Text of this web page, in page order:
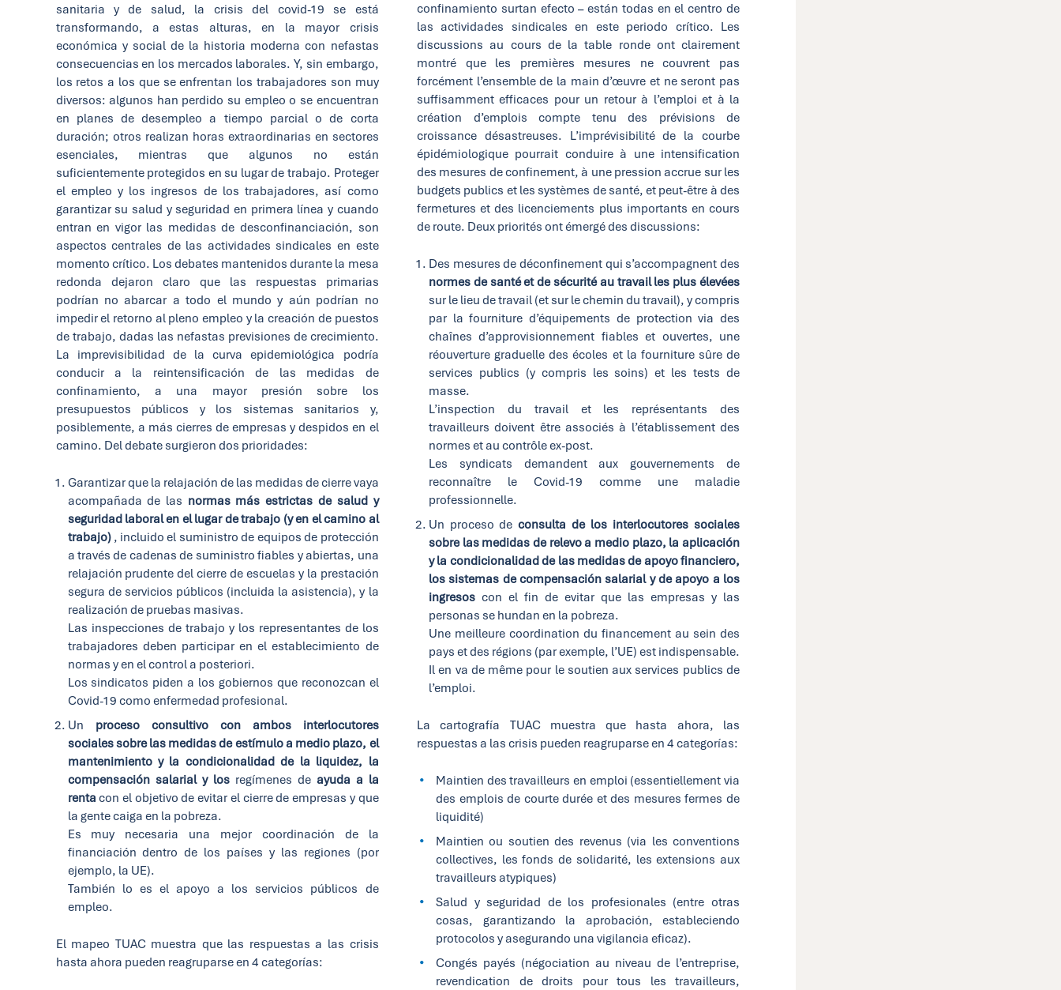
sanitaria y de salud, la crisis del covid-19 se está
transformando, a estas alturas, en la mayor crisis
económica y social de la historia moderna con nefastas
consecuencias en los mercados laborales. Y, sin embargo,
los retos a los que se enfrentan los trabajadores son muy
diversos: algunos han perdido su empleo o se encuentran
en planes de desempleo a tiempo parcial o de corta
duración; otros realizan horas extraordinarias en sectores
esenciales, mientras que algunos no están
suficientemente protegidos en su lugar de trabajo. Proteger
el empleo y los ingresos de los trabajadores, así como
garantizar su salud y seguridad en primera línea y cuando
entran en vigor las medidas de desconfinanciación, son
aspectos centrales de las actividades sindicales en este
momento crítico. Los debates mantenidos durante la mesa
redonda dejaron claro que las respuestas primarias
podrían no abarcar a todo el mundo y aún podrían no
impedir el retorno al pleno empleo y la creación de puestos
de trabajo, dadas las nefastas previsiones de crecimiento.
La imprevisibilidad de la curva epidemiológica podría
conducir a la reintensificación de las medidas de
confinamiento, a una mayor presión sobre los
presupuestos públicos y los sistemas sanitarios y,
posiblemente, a más cierres de empresas y despidos en el
camino. Del debate surgieron dos prioridades:
Garantizar que la relajación de las medidas de cierre vaya
acompañada de las normas más estrictas de salud y
seguridad laboral en el lugar de trabajo (y en el camino al
trabajo) , incluido el suministro de equipos de protección
a través de cadenas de suministro fiables y abiertas, una
relajación prudente del cierre de escuelas y la prestación
segura de servicios públicos (incluida la asistencia), y la
realización de pruebas masivas.
Las inspecciones de trabajo y los representantes de los
trabajadores deben participar en el establecimiento de
normas y en el control a posteriori.
Los sindicatos piden a los gobiernos que reconozcan el
Covid-19 como enfermedad profesional.
Un proceso consultivo con ambos interlocutores
sociales sobre las medidas de estímulo a medio plazo, el
mantenimiento y la condicionalidad de la liquidez, la
compensación salarial y losregímenes de ayuda a la
renta con el objetivo de evitar el cierre de empresas y que
la gente caiga en la pobreza.
Es muy necesaria una mejor coordinación de la
financiación dentro de los países y las regiones (por
ejemplo, la UE).
También lo es el apoyo a los servicios públicos de
empleo.
El mapeo TUAC muestra que las respuestas a las crisis
hasta ahora pueden reagruparse en 4 categorías:
confinamiento surtan efecto – están todas en el centro de
las actividades sindicales en este periodo crítico. Les
discussions au cours de la table ronde ont clairement
montré que les premières mesures ne couvrent pas
forcément l’ensemble de la main d’œuvre et ne seront pas
suffisamment efficaces pour un retour à l’emploi et à la
création d’emplois compte tenu des prévisions de
croissance désastreuses. L’imprévisibilité de la courbe
épidémiologique pourrait conduire à une intensification
des mesures de confinement, à une pression accrue sur les
budgets publics et les systèmes de santé, et peut-être à des
fermetures et des licenciements plus importants en cours
de route. Deux priorités ont émergé des discussions:
Des mesures de déconfinement qui s’accompagnent des
normes de santé et de sécurité au travail les plus élevées
sur le lieu de travail (et sur le chemin du travail), y compris
par la fourniture d’équipements de protection via des
chaînes d’approvisionnement fiables et ouvertes, une
réouverture graduelle des écoles et la fourniture sûre de
services publics (y compris les soins) et les tests de
masse.
L’inspection du travail et les représentants des
travailleurs doivent être associés à l’établissement des
normes et au contrôle ex-post.
Les syndicats demandent aux gouvernements de
reconnaître le Covid-19 comme une maladie
professionnelle.
Un proceso de consulta de los interlocutores sociales
sobre las medidas de relevo a medio plazo, la aplicación
y la condicionalidad de las medidas de apoyo financiero,
los sistemas de compensación salarial y de apoyo a los
ingresos con el fin de evitar que las empresas y las
personas se hundan en la pobreza.
Une meilleure coordination du financement au sein des
pays et des régions (par exemple, l’UE) est indispensable.
Il en va de même pour le soutien aux services publics de
l’emploi.
La cartografía TUAC muestra que hasta ahora, las
respuestas a las crisis pueden reagruparse en 4 categorías:
Maintien des travailleurs en emploi (essentiellement via
des emplois de courte durée et des mesures fermes de
liquidité)
Maintien ou soutien des revenus (via les conventions
collectives, les fonds de solidarité, les extensions aux
travailleurs atypiques)
Salud y seguridad de los profesionales (entre otras
cosas, garantizando la aprobación, estableciendo
protocolos y asegurando una vigilancia eficaz).
Congés payés (négociation au niveau de l’entreprise,
revendication de droits pour tous les travailleurs,